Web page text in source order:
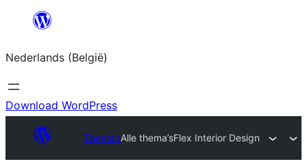
Spring
de
inhoud
Nederlands (België)
Download WordPress
Thema’sAlle thema’sFlex Interior Design